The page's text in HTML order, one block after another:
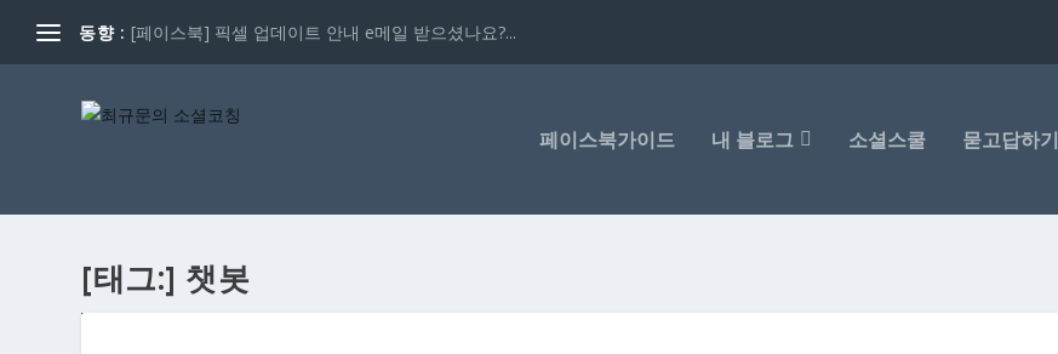
동향 : [페이스북] 픽셀 업데이트 안내 e메일 받으셨나요?...
페이스북가이드 내 블로그 소셜스쿨 묻고답하기
[태그:] 챗봇